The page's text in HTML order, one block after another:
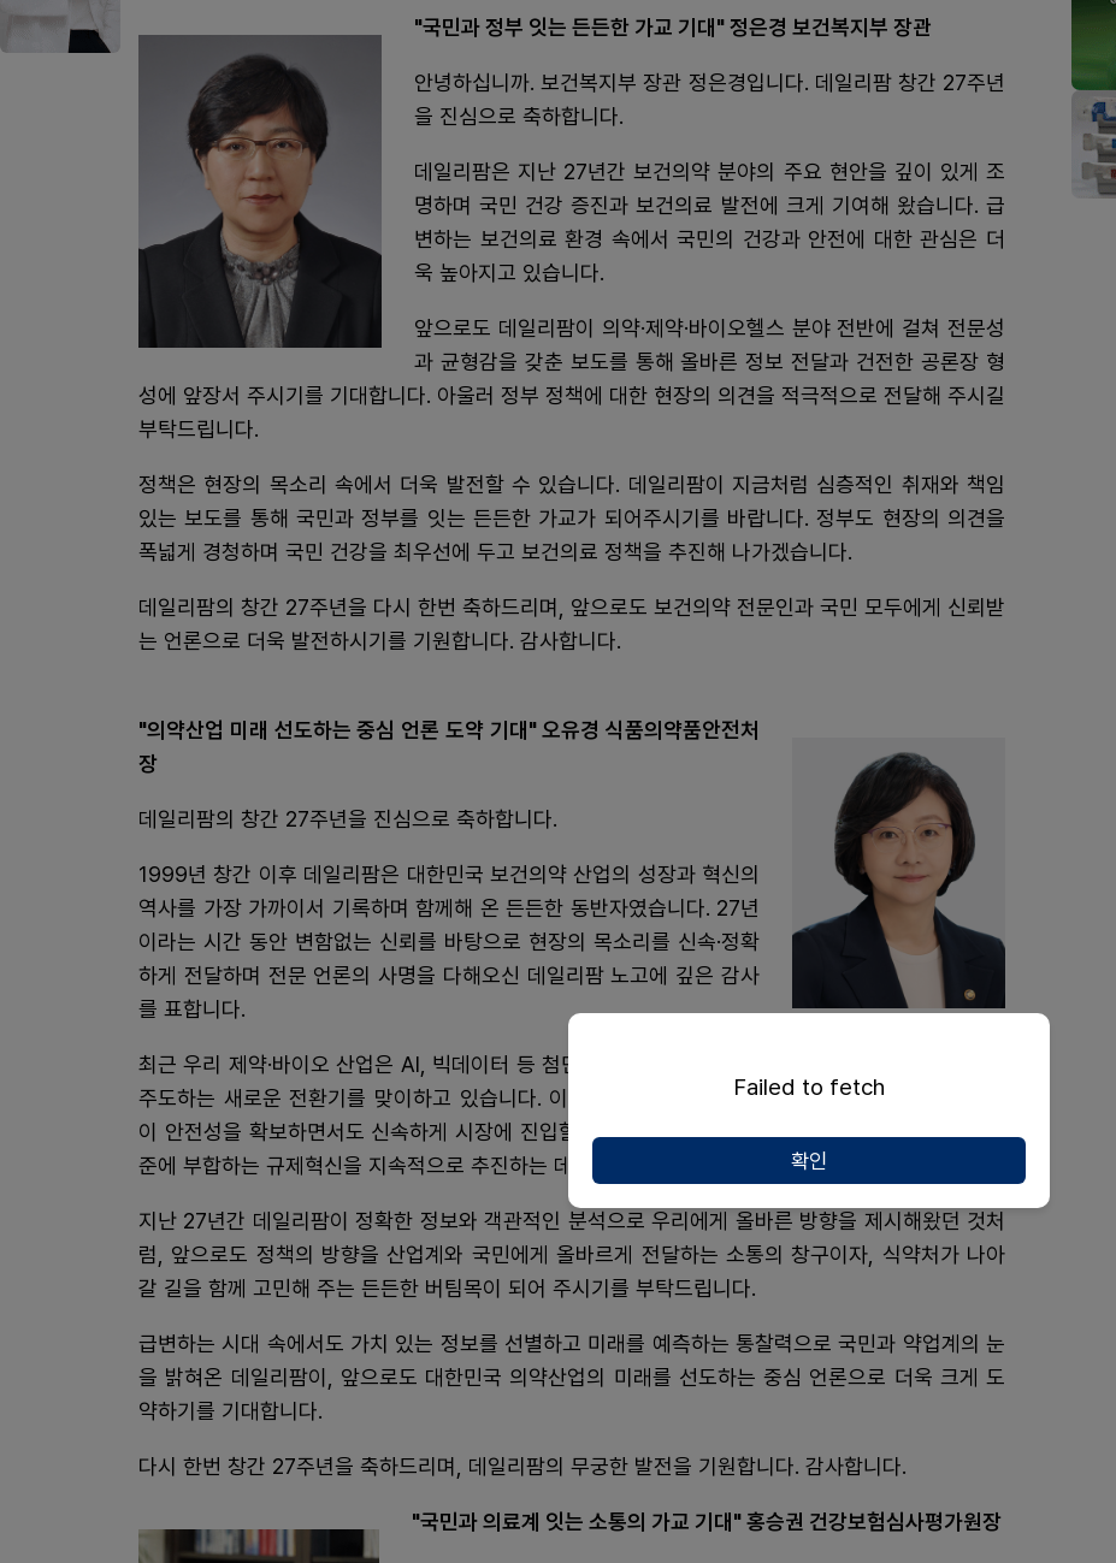
"국민과 정부 잇는 든든한 가교 기대" 정은경 보건복지부 장관
안녕하십니까. 보건복지부 장관 정은경입니다. 데일리팜 창간 27주년
을 진심으로 축하합니다.
데일리팜은 지난 27년간 보건의약 분야의 주요 현안을 깊이 있게 조
명하며 국민 건강 증진과 보건의료 발전에 크게 기여해 왔습니다. 급
변하는 보건의료 환경 속에서 국민의 건강과 안전에 대한 관심은 더
욱 높아지고 있습니다.
앞으로도 데일리팜이 의약·제약·바이오헬스 분야 전반에 걸쳐 전문성
과 균형감을 갖춘 보도를 통해 올바른 정보 전달과 건전한 공론장 형
성에 앞장서 주시기를 기대합니다. 아울러 정부 정책에 대한 현장의 의견을 적극적으로 전달해 주시길
부탁드립니다.
정책은 현장의 목소리 속에서 더욱 발전할 수 있습니다. 데일리팜이 지금처럼 심층적인 취재와 책임
있는 보도를 통해 국민과 정부를 잇는 든든한 가교가 되어주시기를 바랍니다. 정부도 현장의 의견을
폭넓게 경청하며 국민 건강을 최우선에 두고 보건의료 정책을 추진해 나가겠습니다.
데일리팜의 창간 27주년을 다시 한번 축하드리며, 앞으로도 보건의약 전문인과 국민 모두에게 신뢰받
는 언론으로 더욱 발전하시기를 기원합니다. 감사합니다.
"의약산업 미래 선도하는 중심 언론 도약 기대" 오유경 식품의약품안전처
장
데일리팜의 창간 27주년을 진심으로 축하합니다.
1999년 창간 이후 데일리팜은 대한민국 보건의약 산업의 성장과 혁신의
역사를 가장 가까이서 기록하며 함께해 온 든든한 동반자였습니다. 27년
이라는 시간 동안 변함없는 신뢰를 바탕으로 현장의 목소리를 신속·정확
하게 전달하며 전문 언론의 사명을 다해오신 데일리팜 노고에 깊은 감사
를 표합니다.
최근 우리 제약·바이오 산업은 AI, 빅데이터 등 첨단 기술과의 융합을 통해 글로벌 시장의 패러다임을
주도하는 새로운 전환기를 맞이하고 있습니다. 이에 발맞추어 식품의약품안전처는 혁신적인 의약품
이 안전성을 확보하면서도 신속하게 시장에 진입할 수 있도록 제품화 전 주기를 지원하고, 글로벌 기
준에 부합하는 규제혁신을 지속적으로 추진하는 데 최선을 다하고 있습니다.
지난 27년간 데일리팜이 정확한 정보와 객관적인 분석으로 우리에게 올바른 방향을 제시해왔던 것처
럼, 앞으로도 정책의 방향을 산업계와 국민에게 올바르게 전달하는 소통의 창구이자, 식약처가 나아
갈 길을 함께 고민해 주는 든든한 버팀목이 되어 주시기를 부탁드립니다.
급변하는 시대 속에서도 가치 있는 정보를 선별하고 미래를 예측하는 통찰력으로 국민과 약업계의 눈
을 밝혀온 데일리팜이, 앞으로도 대한민국 의약산업의 미래를 선도하는 중심 언론으로 더욱 크게 도
약하기를 기대합니다.
다시 한번 창간 27주년을 축하드리며, 데일리팜의 무궁한 발전을 기원합니다. 감사합니다.
"국민과 의료계 잇는 소통의 가교 기대" 홍승권 건강보험심사평가원장
Failed to fetch
확인